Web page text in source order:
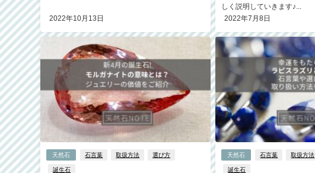
2022年10月13日
しく説明していきます♪...
2022年7月8日
天然石 石言葉 取扱方法 選び方
誕生石
天然石 石言葉 取扱方法
誕生石